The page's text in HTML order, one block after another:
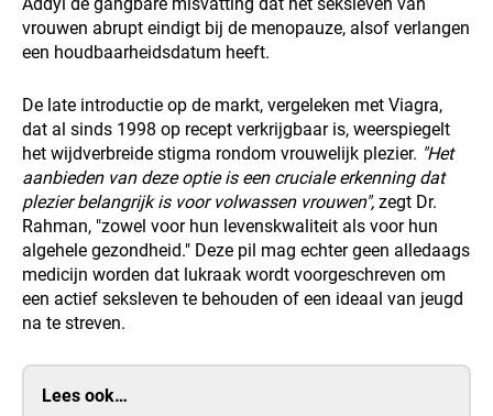
vrouwen abrupt eindigt bij de menopauze, alsof verlangen
een houdbaarheidsdatum heeft.
De late introductie op de markt, vergeleken met Viagra,
dat al sinds 1998 op recept verkrijgbaar is, weerspiegelt
het wijdverbreide stigma rondom vrouwelijk plezier. "Het
aanbieden van deze optie is een cruciale erkenning dat
plezier belangrijk is voor volwassen vrouwen", zegt Dr.
Rahman, "zowel voor hun levenskwaliteit als voor hun
algehele gezondheid." Deze pil mag echter geen alledaags
medicijn worden dat lukraak wordt voorgeschreven om
een actief seksleven te behouden of een ideaal van jeugd
na te streven.
Lees ook…